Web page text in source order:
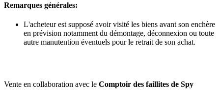
Remarques générales:
L'acheteur est supposé avoir visité les biens avant son enchère
en prévision notamment du démontage, déconnexion ou toute
autre manutention éventuels pour le retrait de son achat.
Vente en collaboration avec le Comptoir des faillites de Spy